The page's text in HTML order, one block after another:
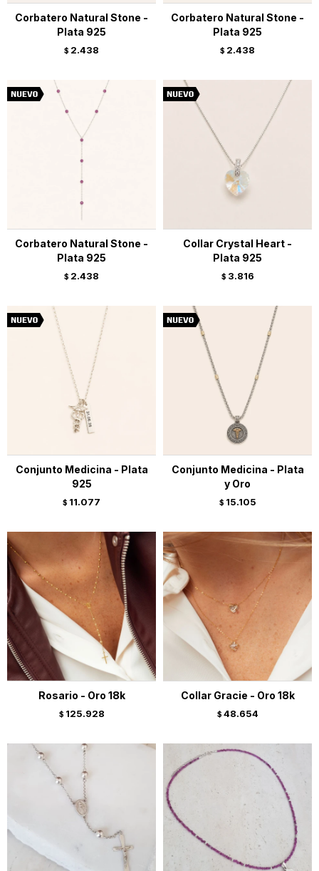
Corbatero Natural Stone -
Plata 925
$ 2.438
Corbatero Natural Stone -
Plata 925
$ 2.438
Corbatero Natural Stone -
Plata 925
$ 2.438
Collar Crystal Heart -
Plata 925
$ 3.816
Conjunto Medicina - Plata
925
$ 11.077
Conjunto Medicina - Plata
y Oro
$ 15.105
Rosario - Oro 18k
$ 125.928
Collar Gracie - Oro 18k
$ 48.654